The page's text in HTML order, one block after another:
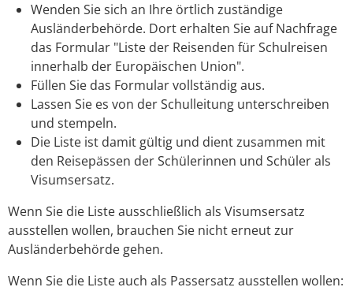
Wenden Sie sich an Ihre örtlich zuständige
Ausländerbehörde. Dort erhalten Sie auf Nachfrage
das Formular "Liste der Reisenden für Schulreisen
innerhalb der Europäischen Union".
Füllen Sie das Formular vollständig aus.
Lassen Sie es von der Schulleitung unterschreiben
und stempeln.
Die Liste ist damit gültig und dient zusammen mit
den Reisepässen der Schülerinnen und Schüler als
Visumsersatz.
Wenn Sie die Liste ausschließlich als Visumsersatz
ausstellen wollen, brauchen Sie nicht erneut zur
Ausländerbehörde gehen.
Wenn Sie die Liste auch als Passersatz ausstellen wollen: